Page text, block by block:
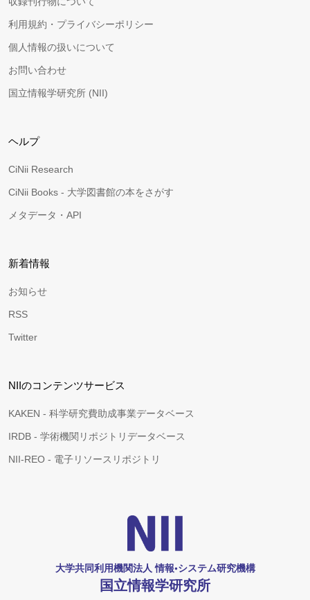
利用規約・プライバシーポリシー
個人情報の扱いについて
お問い合わせ
国立情報学研究所 (NII)
ヘルプ
CiNii Research
CiNii Books - 大学図書館の本をさがす
メタデータ・API
新着情報
お知らせ
RSS
Twitter
NIIのコンテンツサービス
KAKEN - 科学研究費助成事業データベース
IRDB - 学術機関リポジトリデータベース
NII-REO - 電子リソースリポジトリ
大学共同利用機関法人 情報•システム研究機構
国立情報学研究所